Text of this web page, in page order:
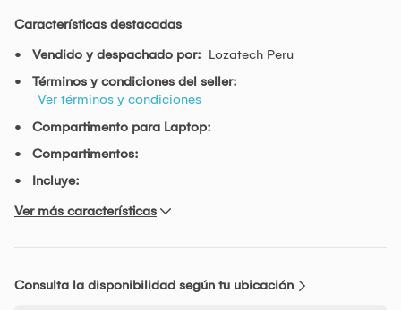
Características destacadas
Vendido y despachado por: Lozatech Peru
Términos y condiciones del seller:
Ver términos y condiciones
Compartimento para Laptop:
Compartimentos:
Incluye:
Ver más características
Consulta la disponibilidad según tu ubicación